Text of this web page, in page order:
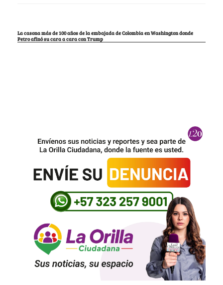
La casona más de 100 años de la embajada de Colombia en Washington donde
Petro afinó su cara a cara con Trump